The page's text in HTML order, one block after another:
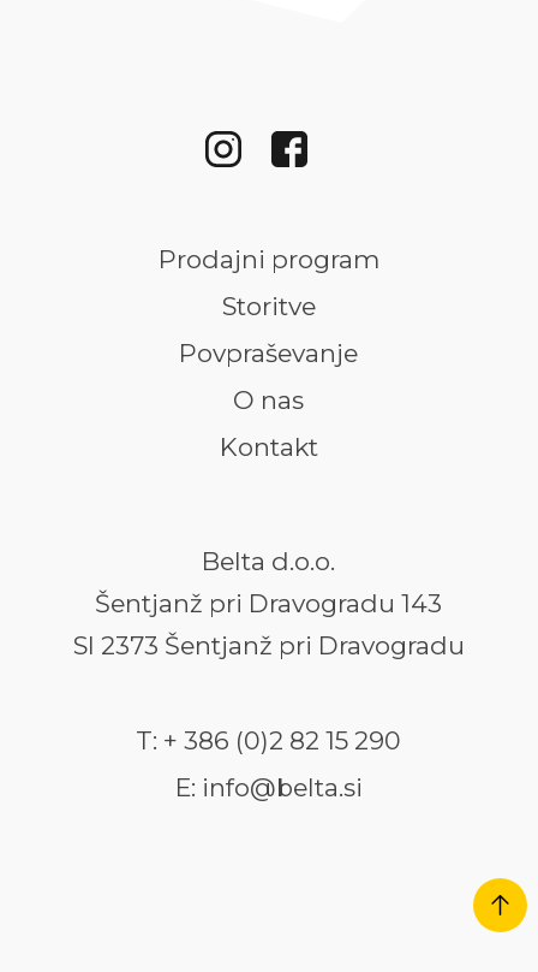
Prodajni program
Storitve
Povpraševanje
O nas
Kontakt
Belta d.o.o.
Šentjanž pri Dravogradu 143
SI 2373 Šentjanž pri Dravogradu
T: + 386 (0)2 82 15 290
E: info@belta.si